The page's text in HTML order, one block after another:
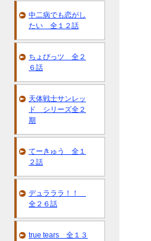
中二病でも恋がし
たい 全１２話
ちょびっツ 全２
６話
天体戦士サンレッ
ド シリーズ全２
期
てーきゅう 全１
２話
デュラララ！！
全２６話
true tears 全１３